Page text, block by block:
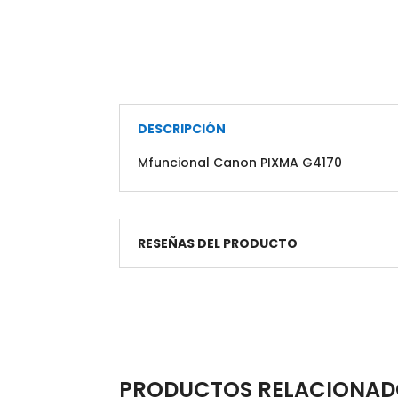
DESCRIPCIÓN
Mfuncional Canon PIXMA G4170
RESEÑAS DEL PRODUCTO
PRODUCTOS